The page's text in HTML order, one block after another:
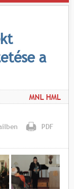
a
MNL HML
PDF